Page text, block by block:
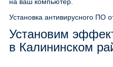
Установка антивирусного ПО
Установим
в Калининском